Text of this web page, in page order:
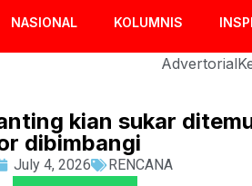
NASIONAL KOLUMNIS
Advertorial
kian sukar
dibimbangi
July 4, 2026
RENCANA